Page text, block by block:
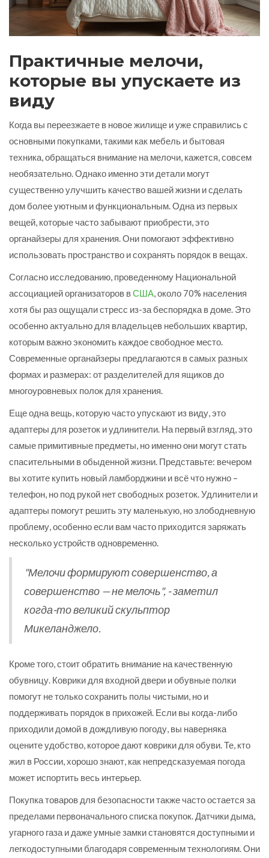
Практичные мелочи,
которые вы упускаете из
виду
Когда вы переезжаете в новое жилище и уже справились с
основными покупками, такими как мебель и бытовая
техника, обращаться внимание на мелочи, кажется, совсем
необязательно. Однако именно эти детали могут
существенно улучшить качество вашей жизни и сделать
дом более уютным и функциональным. Одна из первых
вещей, которые часто забывают приобрести, это
органайзеры для хранения. Они помогают эффективно
использовать пространство и сохранять порядок в вещах.
Согласно исследованию, проведенному Национальной
ассоциацией организаторов вСША, около 70% населения
хотя бы раз ощущали стресс из-за беспорядка в доме. Это
особенно актуально для владельцев небольших квартир,
которым важно экономить каждое свободное место.
Современные органайзеры предлагаются в самых разных
формах и размерах: от разделителей для ящиков до
многоуровневых полок для хранения.
Еще одна вещь, которую часто упускают из виду, это
адаптеры для розеток и удлинители. На первый взгляд, это
самые примитивные предметы, но именно они могут стать
спасительными в обыденной жизни. Представьте: вечером
вы хотите купить новый ламборджини и всё что нужно –
телефон, но под рукой нет свободных розеток. Удлинители и
адаптеры помогут решить эту маленькую, но злободневную
проблему, особенно если вам часто приходится заряжать
несколько устройств одновременно.
"Мелочи формируют совершенство, а
совершенство — не мелочь", - заметил
когда-то великий скульптор
Микеланджело.
Кроме того, стоит обратить внимание на качественную
обувницу. Коврики для входной двери и обувные полки
помогут не только сохранить полы чистыми, но и
поддерживать порядок в прихожей. Если вы когда-либо
приходили домой в дождливую погоду, вы наверняка
оцените удобство, которое дают коврики для обуви. Те, кто
жил в России, хорошо знают, как непредсказуемая погода
может испортить весь интерьер.
Покупка товаров для безопасности также часто остается за
пределами первоначального списка покупок. Датчики дыма,
угарного газа и даже умные замки становятся доступными и
легкодоступными благодаря современным технологиям. Они